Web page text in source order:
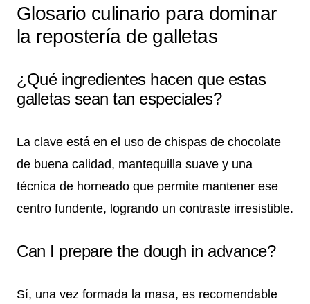
Glosario culinario para dominar
la repostería de galletas
¿Qué ingredientes hacen que estas
galletas sean tan especiales?
La clave está en el uso de chispas de chocolate
de buena calidad, mantequilla suave y una
técnica de horneado que permite mantener ese
centro fundente, logrando un contraste irresistible.
Can I prepare the dough in advance?
Sí, una vez formada la masa, es recomendable